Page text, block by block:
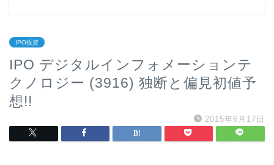
IPO投資
IPO デジタルインフォメーションテ
クノロジー (3916) 独断と偏見初値予
想!!
2015年6月17日